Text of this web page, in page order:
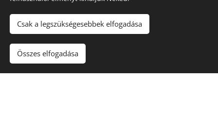
Csak a legszükségesebbek elfogadása
Összes elfogadása